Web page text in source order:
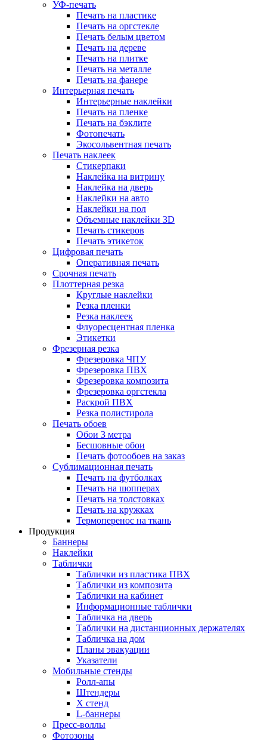
УФ-печать
Печать на пластике
Печать на оргстекле
Печать белым цветом
Печать на дереве
Печать на плитке
Печать на металле
Печать на фанере
Интерьерная печать
Интерьерные наклейки
Печать на пленке
Печать на бэклите
Фотопечать
Экосольвентная печать
Печать наклеек
Стикерпаки
Наклейка на витрину
Наклейка на дверь
Наклейки на авто
Наклейки на пол
Объемные наклейки 3D
Печать стикеров
Печать этикеток
Цифровая печать
Оперативная печать
Срочная печать
Плоттерная резка
Круглые наклейки
Резка пленки
Резка наклеек
Флуоресцентная пленка
Этикетки
Фрезерная резка
Фрезеровка ЧПУ
Фрезеровка ПВХ
Фрезеровка композита
Фрезеровка оргстекла
Раскрой ПВХ
Резка полистирола
Печать обоев
Обои 3 метра
Бесшовные обои
Печать фотообоев на заказ
Сублимационная печать
Печать на футболках
Печать на шопперах
Печать на толстовках
Печать на кружках
Термоперенос на ткань
Продукция
Баннеры
Наклейки
Таблички
Таблички из пластика ПВХ
Таблички из композита
Таблички на кабинет
Информационные таблички
Табличка на дверь
Таблички на дистанционных держателях
Табличка на дом
Планы эвакуации
Указатели
Мобильные стенды
Ролл-апы
Штендеры
Х стенд
L-баннеры
Пресс-воллы
Фотозоны